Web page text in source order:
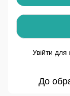
Увійти для
До